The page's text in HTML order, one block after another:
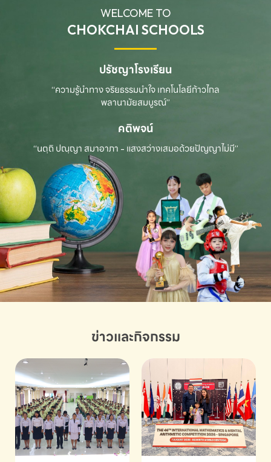
WELCOME TO
CHOKCHAI SCHOOLS
ปรัชญาโรงเรียน
“ความรู้นำทาง จริยธรรมนำใจ เทคโนโลยีก้าวไกล
พลานามัยสมบูรณ์”
คติพจน์
“นตฺถิ ปณฺญา สมาอาภา - แสงสว่างเสมอด้วยปัญญาไม่มี”
ข่าวและกิจกรรม